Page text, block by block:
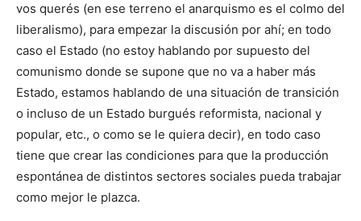
vos querés (en ese terreno el anarquismo es el colmo del
liberalismo), para empezar la discusión por ahí; en todo
caso el Estado (no estoy hablando por supuesto del
comunismo donde se supone que no va a haber más
Estado, estamos hablando de una situación de transición
o incluso de un Estado burgués reformista, nacional y
popular, etc., o como se le quiera decir), en todo caso
tiene que crear las condiciones para que la producción
espontánea de distintos sectores sociales pueda trabajar
como mejor le plazca.